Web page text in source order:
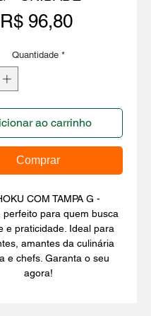
R$ 96,80Preço
Quantidade *
ao carrinho
Comprar
COM TAMPA G -
perfeito para quem busca
e praticidade. Ideal para
amantes da culinária
e chefs. Garanta o seu
agora!